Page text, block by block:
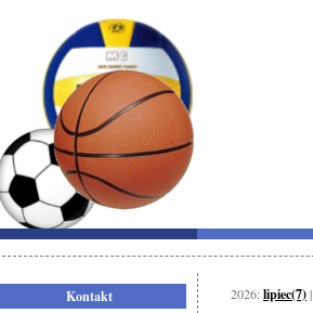
Kontakt 2026:lipiec(7)|